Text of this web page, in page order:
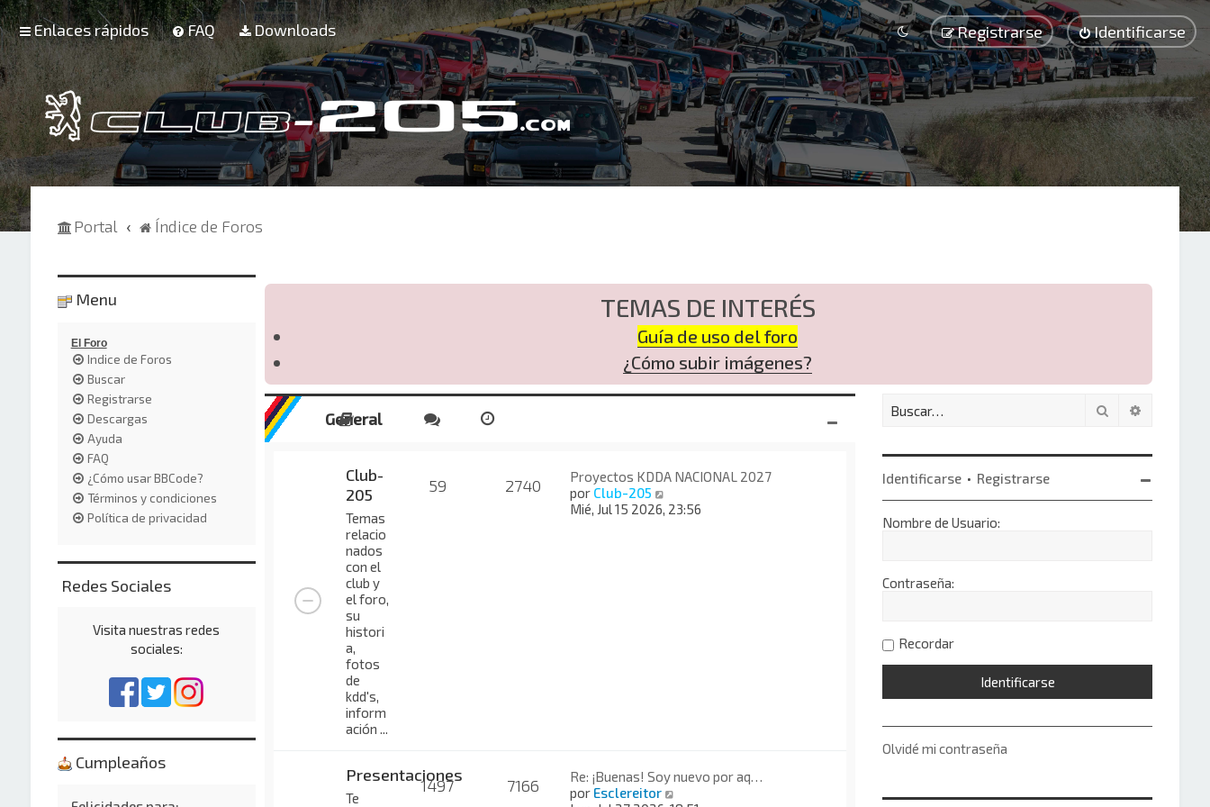
Enlaces rápidos FAQ Downloads Identificarse
Registrarse
Portal Índice de Foros
TEMAS DE INTERÉS
Guía de uso del foro
¿Cómo subir imágenes?
General
Club-
205
Temas
relacio
nados
con el
club y
el foro,
su
histori
a,
fotos
de
kdd's,
inform
ación ...
59 2740
Proyectos KDDA NACIONAL 2027
por Club-205
e
Mié, Jul 15 2026, 23:56
Presentaciones
Te
1497 7166
Re: ¡Buenas! Soy nuevo por aq…
por Esclereitor
Buscar
Identificarse • Registrarse
Nombre de Usuario:
Contraseña:
Recordar
Olvidé mi contraseña
Menu
El Foro
Indice de Foros
Buscar
Registrarse
Descargas
Ayuda
FAQ
¿Cómo usar BBCode?
Términos y condiciones
Política de privacidad
Redes Sociales
Visita nuestras redes
sociales:
Cumpleaños